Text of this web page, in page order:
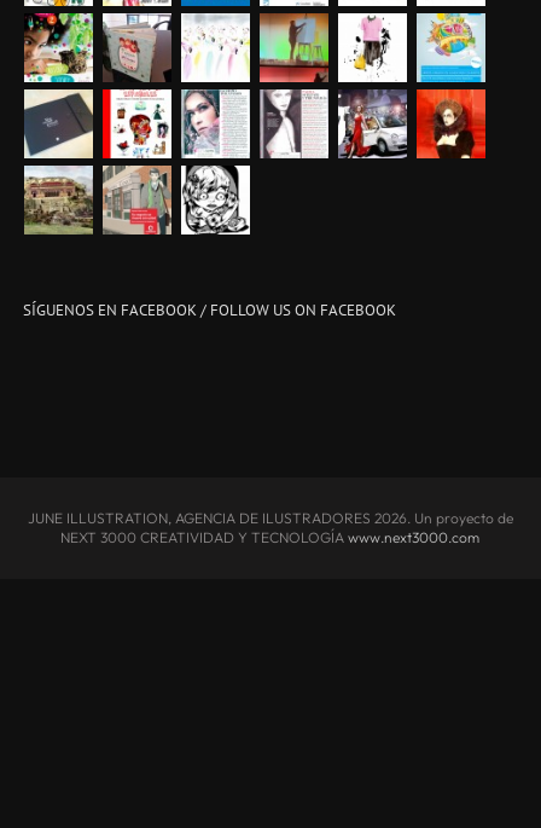
SÍGUENOS EN FACEBOOK / FOLLOW US ON FACEBOOK
JUNE ILLUSTRATION, AGENCIA DE ILUSTRADORES 2026. Un proyecto de
NEXT 3000 CREATIVIDAD Y TECNOLOGÍAwww.next3000.com